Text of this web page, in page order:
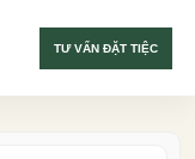
TƯ VẤN ĐẶT TIỆC